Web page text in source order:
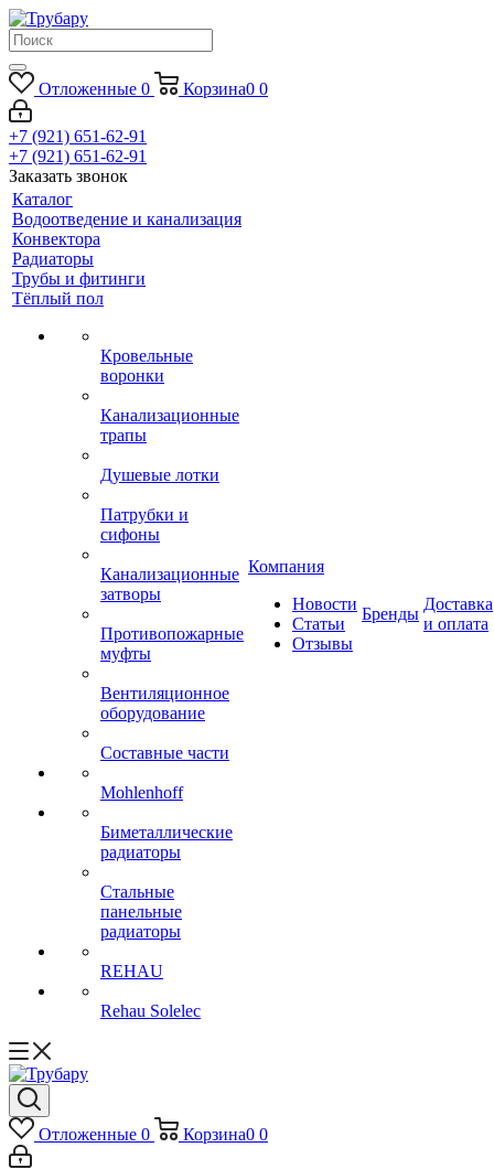
Отложенные 0 Корзина0 0
+7 (921) 651-62-91
+7 (921) 651-62-91
Заказать звонок
Каталог
Водоотведение и канализация
Конвектора
Радиаторы
Трубы и фитинги
Тёплый пол
Кровельные
воронки
Канализационные
трапы
Душевые лотки
Патрубки и
сифоны
Канализационные
затворы
Противопожарные
муфты
Вентиляционное
оборудование
Составные части
Mohlenhoff
Биметаллические
радиаторы
Стальные
панельные
радиаторы
REHAU
Rehau Solelec
Компания
Новости
Статьи
Отзывы
Бренды
Доставка
и оплата
Отложенные 0 Корзина0 0